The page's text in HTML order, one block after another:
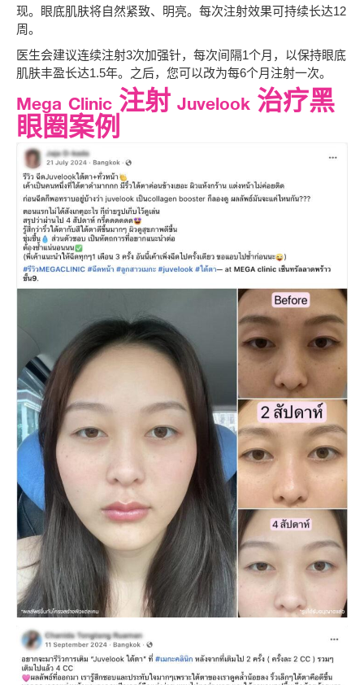
现。眼底肌肤将自然紧致、明亮。每次注射效果可持续长达12
周。
医生会建议连续注射3次加强针，每次间隔1个月，以保持眼底
肌肤丰盈长达1.5年。之后，您可以改为每6个月注射一次。
Mega Clinic 注射 Juvelook 治疗黑
眼圈案例